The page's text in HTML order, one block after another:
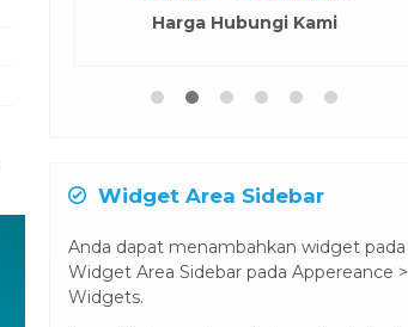
Harga Hubungi Kami
Widget Area Sidebar
Anda dapat menambahkan widget pada
Widget Area Sidebar pada Appereance >
Widgets.